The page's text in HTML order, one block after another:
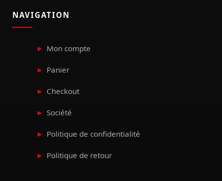
NAVIGATION
Mon compte
Panier
Checkout
Société
Politique de confidentialité
Politique de retour